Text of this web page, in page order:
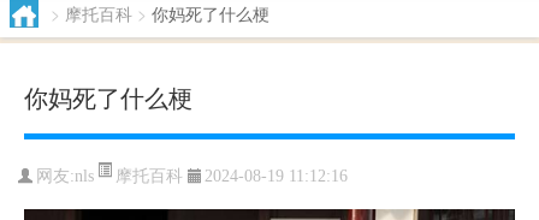
> 摩托百科 > 你妈死了什么梗
你妈死了什么梗
网友:nls 摩托百科 2024-08-19 11:12:16